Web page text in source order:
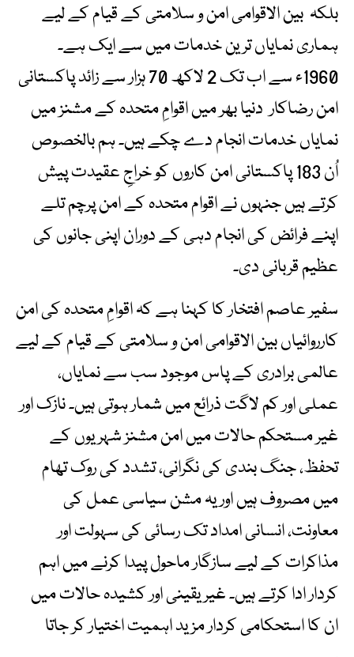
بلکہ بین الاقوامی امن و سلامتی کے قیام کے لیے
ہماری نمایاں ترین خدمات میں سے ایک ہے۔
1960ء سے اب تک 2 لاکھ 70 ہزار سے زائد پاکستانی
امن رضاکار دنیا بھر میں اقوامِ متحدہ کے مشنز میں
نمایاں خدمات انجام دے چکے ہیں۔ ہم بالخصوص
اُن 183 پاکستانی امن کاروں کو خراجِ عقیدت پیش
کرتے ہیں جنہوں نے اقوام متحدہ کے امن پرچم تلے
اپنے فرائض کی انجام دہی کے دوران اپنی جانوں کی
عظیم قربانی دی۔
سفیر عاصم افتخار کا کہنا ہے کہ اقوامِ متحدہ کی امن
کارروائیاں بین الاقوامی امن و سلامتی کے قیام کے لیے
عالمی برادری کے پاس موجود سب سے نمایاں،
عملی اور کم لاگت ذرائع میں شمار ہوتی ہیں۔ نازک اور
غیر مستحکم حالات میں امن مشنز شہریوں کے
تحفظ، جنگ بندی کی نگرانی، تشدد کی روک تھام
میں مصروف ہیں اور یہ مشن سیاسی عمل کی
معاونت، انسانی امداد تک رسائی کی سہولت اور
مذاکرات کے لیے سازگار ماحول پیدا کرنے میں اہم
کردار ادا کرتے ہیں۔ غیر یقینی اور کشیدہ حالات میں
ان کا استحکامی کردار مزید اہمیت اختیار کر جاتا